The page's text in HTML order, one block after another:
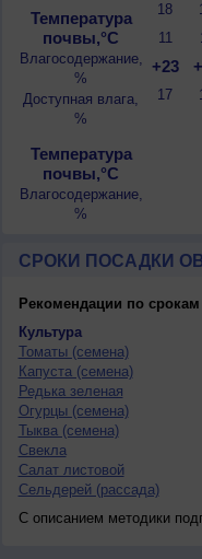
Температура
почвы,°C
Влагосодержание,
%
Доступная влага,
%
Температура
почвы,°C
Влагосодержание,
%
18
11
+23
17
СРОКИ ПОСАДКИ
Рекомендации по
Культура
Томаты (семена)
Капуста (семена)
Редька зеленая
Огурцы (семена)
Тыква (семена)
Свекла
Салат листовой
Сельдерей (рассада)
С описанием методики